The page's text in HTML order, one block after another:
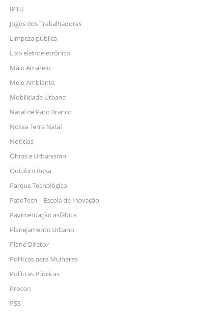
IPTU
Jogos dos Trabalhadores
Limpeza pública
Lixo eletroeletrônico
Maio Amarelo
Meio Ambiente
Mobilidade Urbana
Natal de Pato Branco
Nossa Terra Natal
Notícias
Obras e Urbanismo
Outubro Rosa
Parque Tecnológico
PatoTech – Escola de Inovação
Pavimentação asfáltica
Planejamento Urbano
Plano Diretor
Políticas para Mulheres
Políticas Públicas
Procon
PSS